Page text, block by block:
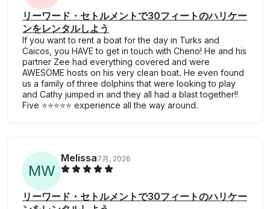
リーワード・セトルメントで30フィートのハリケー
ンをレンタルしよう
If you want to rent a boat for the day in Turks and
Caicos, you HAVE to get in touch with Cheno! He and his
partner Zee had everything covered and were
AWESOME hosts on his very clean boat. He even found
us a family of three dolphins that were looking to play
and Cathy jumped in and they all had a blast together!!
Five ⭐️⭐️⭐️⭐️⭐️ experience all the way around.
MW
Melissa7月, 2026
リーワード・セトルメントで30フィートのハリケー